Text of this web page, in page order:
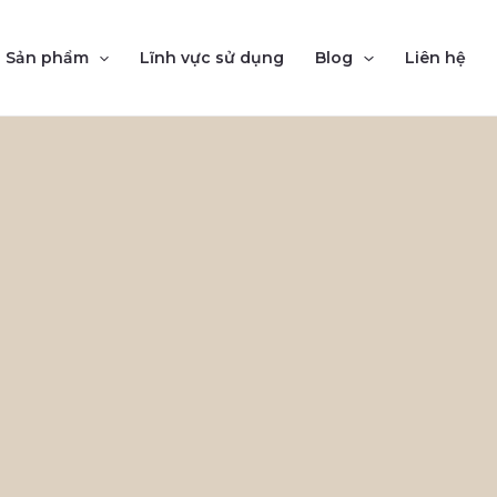
Sản phẩm Lĩnh vực sử dụng Blog Liên hệ